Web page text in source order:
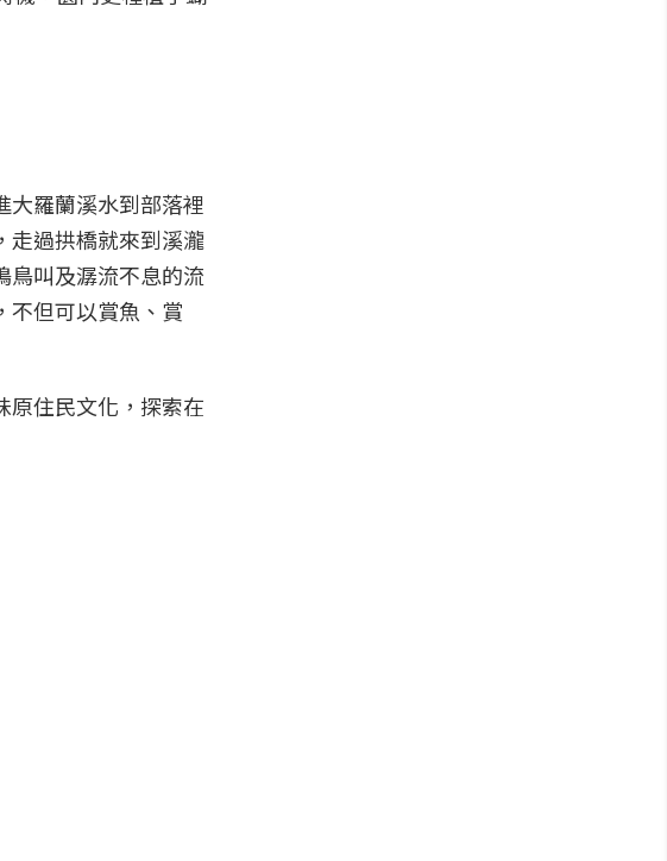
大羅蘭溪水到部落裡
走過拱橋就來到溪瀧
鳥叫及潺流不息的流
不但可以賞魚、賞
原住民文化，探索在